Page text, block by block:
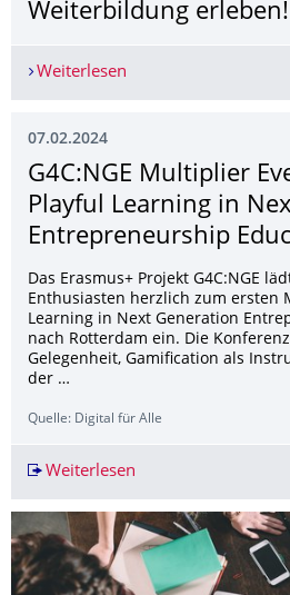
Weiterbildung erleben!
Weiterlesen
07.02.2024
G4C:NGE Multiplier
Playful Learning in
Entrepreneurship
Das Erasmus+ Projekt G4C:NGE
Enthusiasten herzlich zum ersten
Learning in Next Generation
nach Rotterdam ein. Die
Gelegenheit, Gamification als
der …
Quelle: Digital für Alle
Weiterlesen